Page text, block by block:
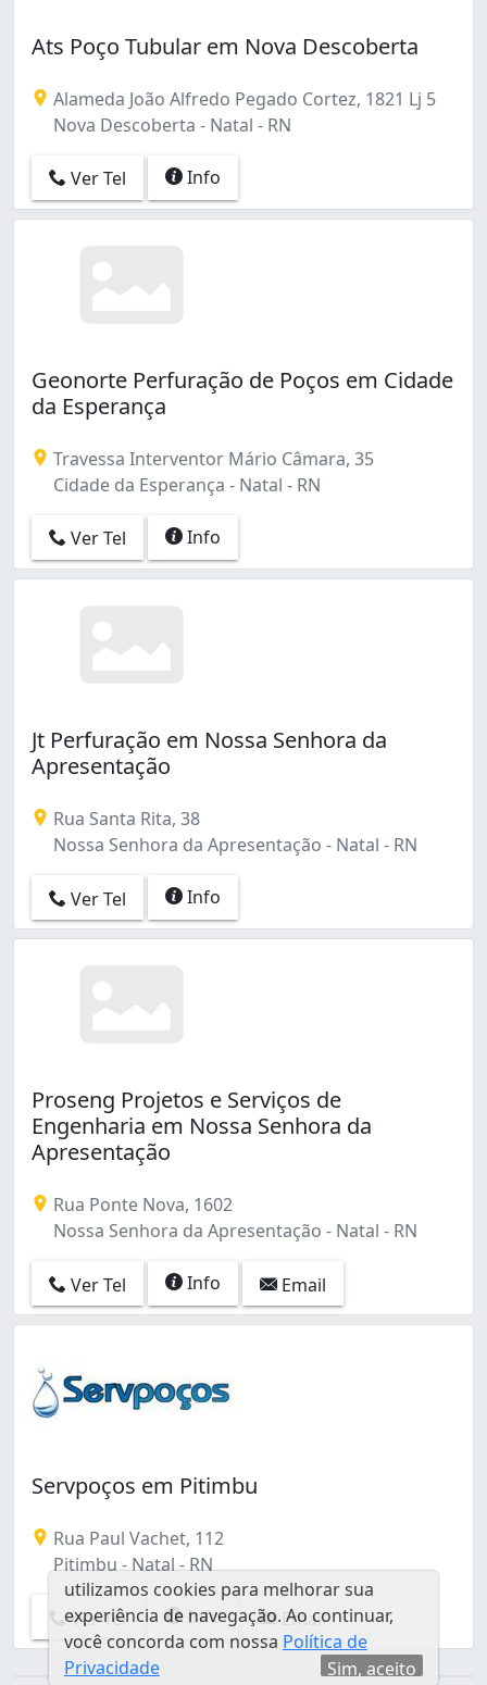
Ats Poço Tubular em Nova Descoberta
Alameda João Alfredo Pegado Cortez, 1821 Lj 5
Nova Descoberta - Natal - RN
Ver Tel Info
Geonorte Perfuração de Poços em Cidade
da Esperança
Travessa Interventor Mário Câmara, 35
Cidade da Esperança - Natal - RN
Ver Tel Info
Jt Perfuração em Nossa Senhora da
Apresentação
Rua Santa Rita, 38
Nossa Senhora da Apresentação - Natal - RN
Ver Tel Info
Proseng Projetos e Serviços de
Engenharia em Nossa Senhora da
Apresentação
Rua Ponte Nova, 1602
Nossa Senhora da Apresentação - Natal - RN
Ver Tel Info Email
Servpoços em Pitimbu
Rua Paul Vachet, 112
Pitimbu - Natal - RN
Ver Tel Info Email
utilizamos cookies para melhorar sua
experiência de navegação. Ao continuar,
você concorda com nossa Política de
Privacidade
Sim, aceito